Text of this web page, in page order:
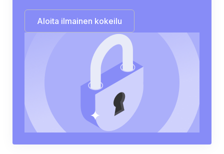
Aloita ilmainen kokeilu